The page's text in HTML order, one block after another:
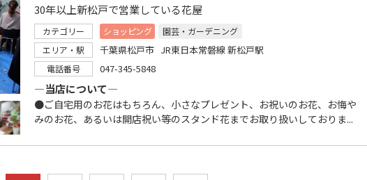
30年以上新松戸で営業している花屋
カテゴリー ショッピング
園芸・ガーデニング
エリア・駅
千葉県松戸市 JR東日本常磐線 新松戸駅
電話番号 047-345-5848
―当店について―
●ご自宅用のお花はもちろん、小さなプレゼント、お祝いのお花、お悔や
みのお花、あるいは開店祝い等のスタンド花までお取り扱いしておりま...